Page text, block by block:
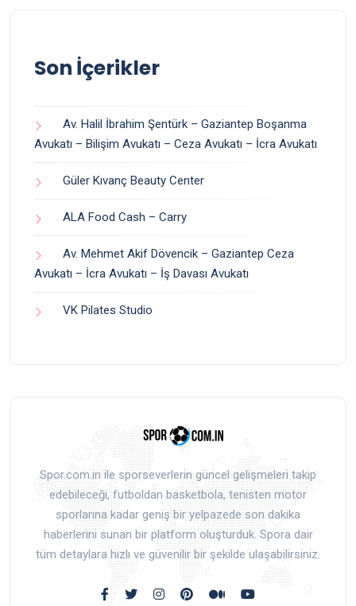
Son İçerikler
Av. Halil İbrahim Şentürk – Gaziantep Boşanma
Avukatı – Bilişim Avukatı – Ceza Avukatı – İcra Avukatı
Güler Kıvanç Beauty Center
ALA Food Cash – Carry
Av. Mehmet Akif Dövencik – Gaziantep Ceza
Avukatı – İcra Avukatı – İş Davası Avukatı
VK Pilates Studio
Spor.com.in ile sporseverlerin güncel gelişmeleri takip
edebileceği, futboldan basketbola, tenisten motor
sporlarına kadar geniş bir yelpazede son dakika
haberlerini sunan bir platform oluşturduk. Spora dair
tüm detaylara hızlı ve güvenilir bir şekilde ulaşabilirsiniz.